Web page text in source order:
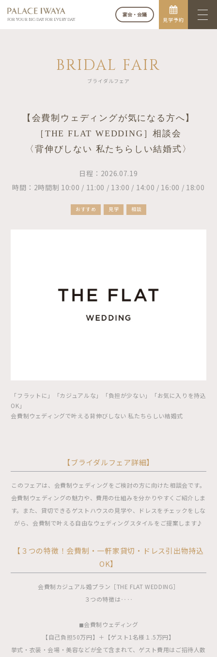
FOR YOUR BIG DAY. FOR EVERY DAY.
宴会・会議
見学予約
BRIDAL FAIR
ブライダルフェア
【会費制ウェディングが気になる方へ】
［THE FLAT WEDDING］相談会
〈背伸びしない 私たちらしい結婚式〉
日程：2026.07.19
時間：2時間制 10:00 / 11:00 / 13:00 / 14:00 / 16:00 / 18:00
おすすめ 見学 相談
「フラットに」「カジュアルな」「負担が少ない」「お気に入りを持込
OK」
会費制ウェディングで叶える背伸びしない 私たちらしい結婚式
【ブライダルフェア詳細】
このフェアは、会費制ウェディングをご検討の方に向けた相談会です。
会費制ウェディングの魅力や、費用の仕組みを分かりやすくご紹介しま
す。また、貸切できるゲストハウスの見学や、ドレスをチェックをしな
がら、会費制で叶える自由なウェディングスタイルをご提案します♪
【３つの特徴！会費制・一軒家貸切・ドレス引出物持込
OK】
会費制カジュアル婚プラン［THE FLAT WEDDING］
３つの特徴は‥‥
◼︎会費制ウェディング
【自己負担50万円】＋【ゲスト1名様１.5万円】
挙式・衣装・会場・美容などが全て含まれて、ゲスト費用はご招待人数